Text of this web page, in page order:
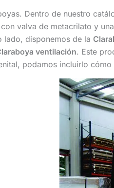
Dentro de nuestro
valva de metacrilato y
lado, disponemos de la
ventilación. Este
podamos incluirlo